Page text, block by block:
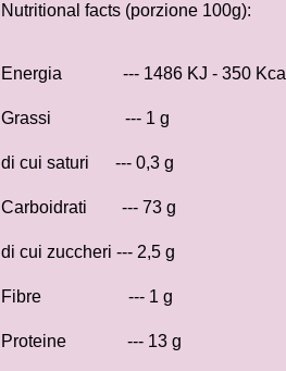
Nutritional facts (porzione 100g):
Energia --- 1486 KJ - 350 Kcal
Grassi --- 1 g
di cui saturi --- 0,3 g
Carboidrati --- 73 g
di cui zuccheri --- 2,5 g
Fibre --- 1 g
Proteine --- 13 g